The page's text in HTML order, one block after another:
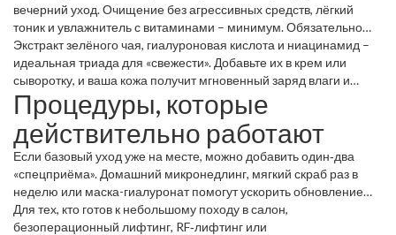
вечерний уход. Очищение без агрессивных средств, лёгкий
тоник и увлажнитель с витаминами – минимум. Обязательно
выбирайте формулы без спирта, они не сушат кожу и
сохраняют естественный барьер.
Экстракт зелёного чая, гиалуроновая кислота и ниацинамид –
идеальная триада для «свежести». Добавьте их в крем или
сыворотку, и ваша кожа получит мгновенный заряд влаги и
антиоксидантов.
Процедуры, которые
действительно работают
Если базовый уход уже на месте, можно добавить один‑два
«спецприёма». Домашний микронедлинг, мягкий скраб раз в
неделю или маска-гиалуронат помогут ускорить обновление
клеток без риска. Главное – не переборщить: слишком частый
скраб может повредить защитный слой.
Для тех, кто готов к небольшому походу в салон,
безоперационный лифтинг, RF‑лифтинг или